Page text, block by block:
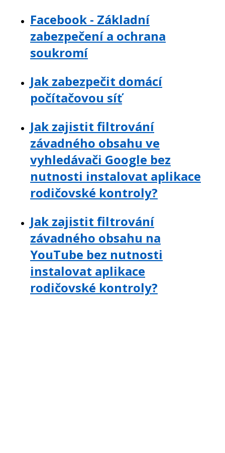
Facebook - Základní
zabezpečení a ochrana
soukromí
Jak zabezpečit domácí
počítačovou síť
Jak zajistit filtrování
závadného obsahu ve
vyhledávači Google bez
nutnosti instalovat aplikace
rodičovské kontroly?
Jak zajistit filtrování
závadného obsahu na
YouTube bez nutnosti
instalovat aplikace
rodičovské kontroly?